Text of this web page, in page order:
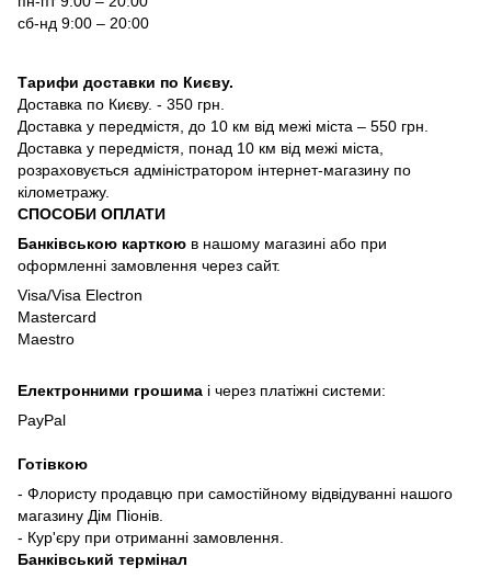
сб-нд 9:00 – 20:00
Тарифи доставки по Києву.
Доставка по Києву. - 350 грн.
Доставка у передмістя, до 10 км від межі міста – 550 грн.
Доставка у передмістя, понад 10 км від межі міста,
розраховується адміністратором інтернет-магазину по
кілометражу.
СПОСОБИ ОПЛАТИ
Банківською карткою в нашому магазині або при
оформленні замовлення через сайт.
Visa/Visa Electron
Mastercard
Maestro
Електронними грошима і через платіжні системи:
PayPal
Готівкою
- Флористу продавцю при самостійному відвідуванні нашого
магазину Дім Піонів.
- Кур'єру при отриманні замовлення.
Банківський термінал